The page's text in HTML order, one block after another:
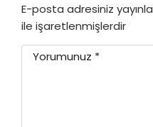
E-posta adresiniz
ile işaretlenmişlerdir
Yorumunuz *